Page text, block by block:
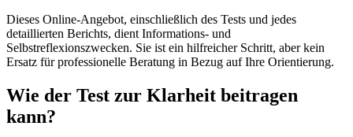
Dieses Online-Angebot, einschließlich des Tests und jedes
detaillierten Berichts, dient Informations- und
Selbstreflexionszwecken. Sie ist ein hilfreicher Schritt, aber kein
Ersatz für professionelle Beratung in Bezug auf Ihre Orientierung.
Wie der Test zur Klarheit beitragen
kann?